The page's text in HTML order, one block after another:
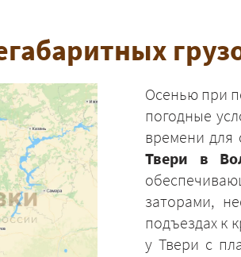
Осенью при
погодные
времени для
Твери в
заторами,
подъездах к
у Твери с